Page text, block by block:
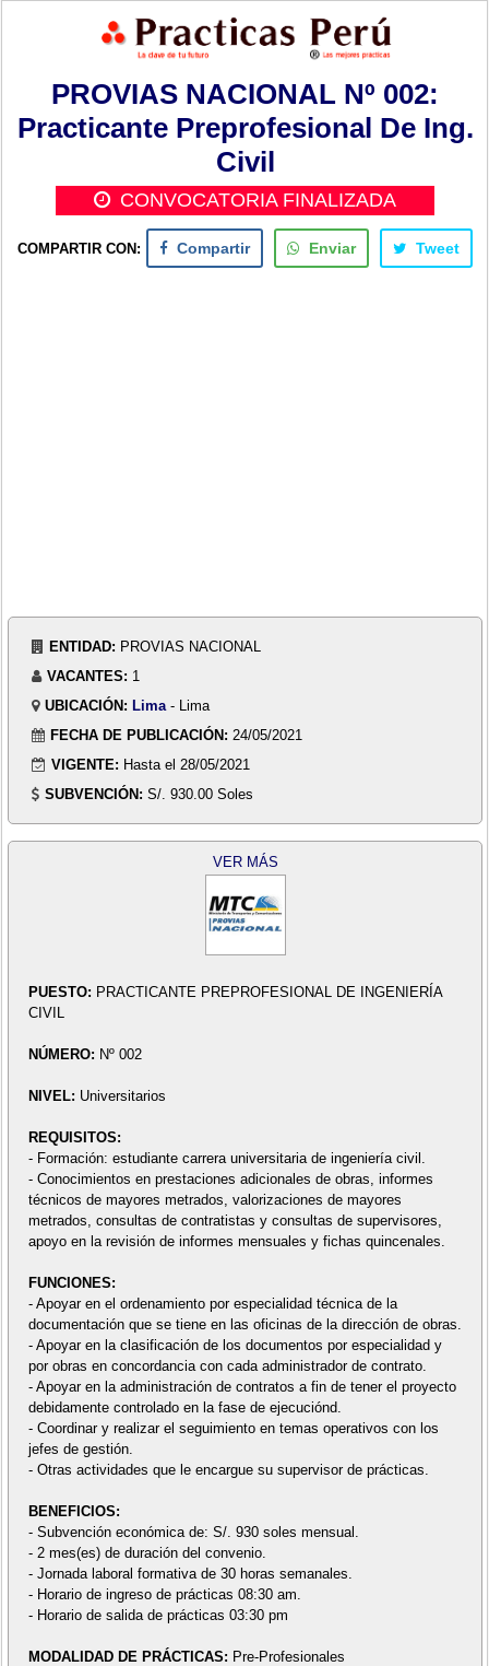
PROVIAS NACIONAL Nº 002:
Practicante Preprofesional De Ing.
Civil
CONVOCATORIA FINALIZADA
COMPARTIR CON: Compartir Enviar Tweet
ENTIDAD: PROVIAS NACIONAL
VACANTES: 1
UBICACIÓN: Lima - Lima
FECHA DE PUBLICACIÓN: 24/05/2021
VIGENTE: Hasta el 28/05/2021
SUBVENCIÓN: S/. 930.00 Soles
VER MÁS
PUESTO: PRACTICANTE PREPROFESIONAL DE INGENIERÍA
CIVIL
NÚMERO: Nº 002
NIVEL: Universitarios
REQUISITOS:
- Formación: estudiante carrera universitaria de ingeniería civil.
- Conocimientos en prestaciones adicionales de obras, informes
técnicos de mayores metrados, valorizaciones de mayores
metrados, consultas de contratistas y consultas de supervisores,
apoyo en la revisión de informes mensuales y fichas quincenales.
FUNCIONES:
- Apoyar en el ordenamiento por especialidad técnica de la
documentación que se tiene en las oficinas de la dirección de obras.
- Apoyar en la clasificación de los documentos por especialidad y
por obras en concordancia con cada administrador de contrato.
- Apoyar en la administración de contratos a fin de tener el proyecto
debidamente controlado en la fase de ejecuciónd.
- Coordinar y realizar el seguimiento en temas operativos con los
jefes de gestión.
- Otras actividades que le encargue su supervisor de prácticas.
BENEFICIOS:
- Subvención económica de: S/. 930 soles mensual.
- 2 mes(es) de duración del convenio.
- Jornada laboral formativa de 30 horas semanales.
- Horario de ingreso de prácticas 08:30 am.
- Horario de salida de prácticas 03:30 pm
MODALIDAD DE PRÁCTICAS: Pre-Profesionales